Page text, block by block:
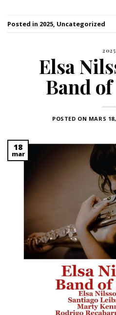
Posted in 2025, Uncategorized
2025
Elsa
Band
POSTED ON MARS
18
mar